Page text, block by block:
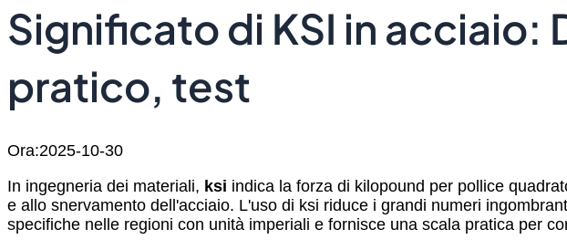
Significato di KSI in acciaio:
pratico, test
Ora:2025-10-30
In ingegneria dei materiali, ksi indica la forza di kilopound per pollice
e allo snervamento dell'acciaio. L'uso di ksi riduce i grandi numeri
specifiche nelle regioni con unità imperiali e fornisce una scala pratica per